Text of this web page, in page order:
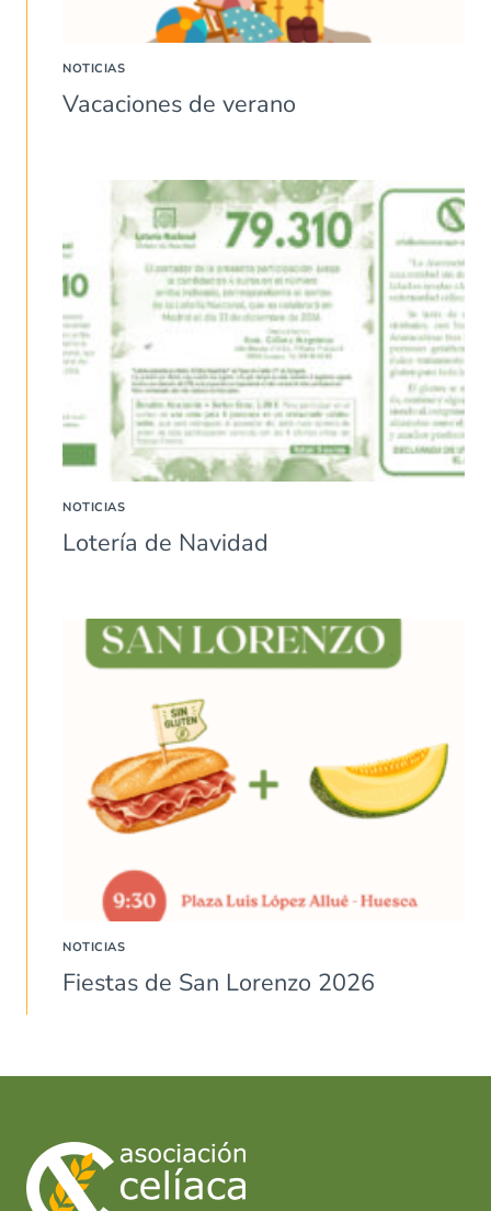
NOTICIAS
Vacaciones de verano
NOTICIAS
Lotería de Navidad
NOTICIAS
Fiestas de San Lorenzo 2026